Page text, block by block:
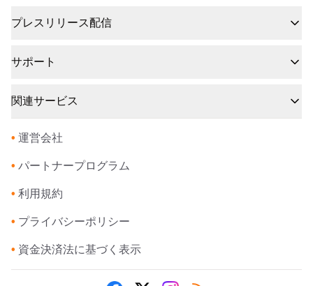
プレスリリース配信
サポート
関連サービス
• 運営会社
• パートナープログラム
• 利用規約
• プライバシーポリシー
• 資金決済法に基づく表示